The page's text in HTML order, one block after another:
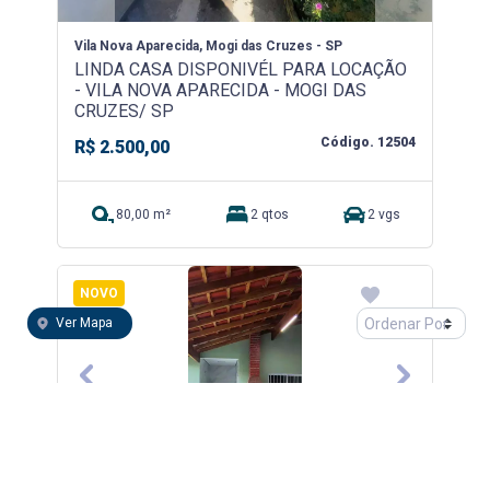
Vila Nova Aparecida, Mogi das Cruzes - SP
LINDA CASA DISPONIVÉL PARA LOCAÇÃO
- VILA NOVA APARECIDA - MOGI DAS
CRUZES/ SP
R$ 2.500,00
Código. 12504
80,00 m² 2 qtos 2 vgs
NOVO
Previous Next
Ver Mapa